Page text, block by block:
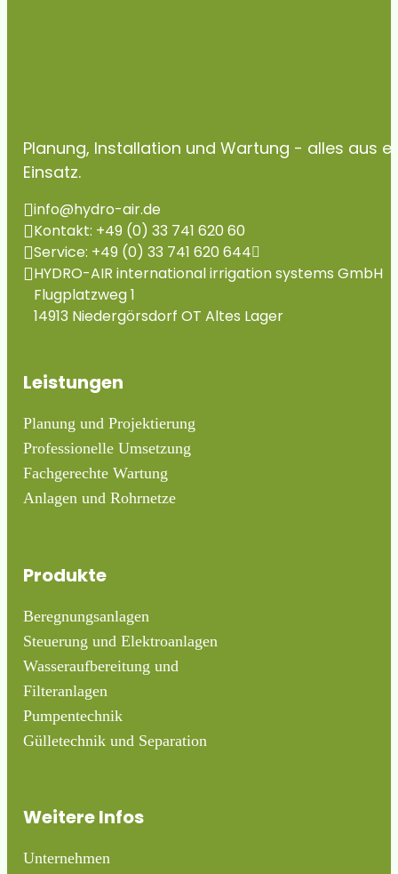
Planung, Installation und Wartung - alles aus
Einsatz.
info@hydro-air.de
Kontakt: +49 (0) 33 741 620 60
Service: +49 (0) 33 741 620 644
HYDRO-AIR international irrigation systems GmbH
Flugplatzweg 1
14913 Niedergörsdorf OT Altes Lager
Leistungen
Planung und Projektierung
Professionelle Umsetzung
Fachgerechte Wartung
Anlagen und Rohrnetze
Produkte
Beregnungsanlagen
Steuerung und Elektroanlagen
Wasseraufbereitung und
Filteranlagen
Pumpentechnik
Gülletechnik und Separation
Weitere Infos
Unternehmen